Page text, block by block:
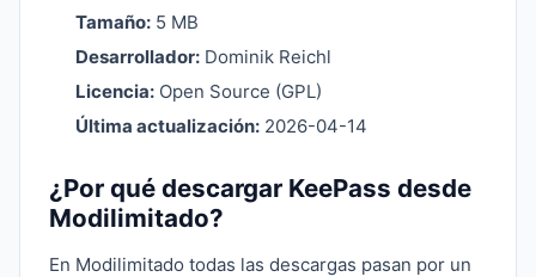
Tamaño: 5 MB
Desarrollador: Dominik Reichl
Licencia: Open Source (GPL)
Última actualización: 2026-04-14
¿Por qué descargar KeePass desde
Modilimitado?
En Modilimitado todas las descargas pasan por un